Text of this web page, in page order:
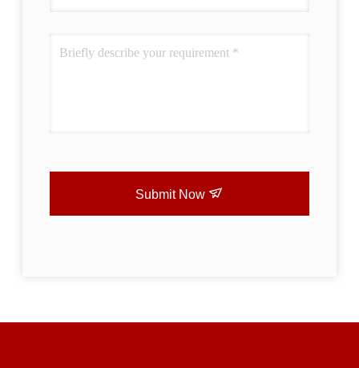
Submit Now